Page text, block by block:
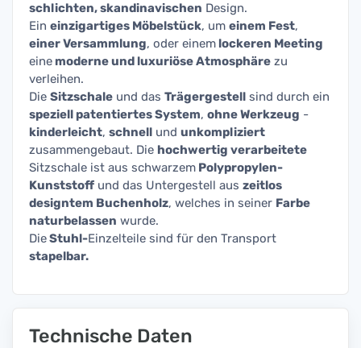
schlichten, skandinavischen Design.
Ein einzigartiges Möbelstück, um einem Fest,
einer Versammlung, oder einem lockeren Meeting
eine moderne und luxuriöse Atmosphäre zu
verleihen.
Die Sitzschale und das Trägergestell sind durch ein
speziell patentiertes System, ohne Werkzeug -
kinderleicht, schnell und unkompliziert
zusammengebaut. Die hochwertig verarbeitete
Sitzschale ist aus schwarzem Polypropylen-
Kunststoff und das Untergestell aus zeitlos
designtem Buchenholz, welches in seiner Farbe
naturbelassen wurde.
DieStuhl-Einzelteile sind für den Transport
stapelbar.
Technische Daten